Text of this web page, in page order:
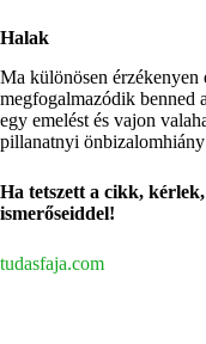
Halak
Ma különösen érzékenyen
megfogalmazódik benned
egy emelést és vajon
pillanatnyi önbizalomhiány
Ha tetszett a cikk,
ismerőseiddel!
tudasfaja.com